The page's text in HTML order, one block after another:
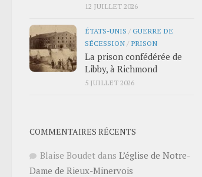
12 JUILLET 2026
ÉTATS-UNIS /GUERRE DE
SÉCESSION / PRISON
La prison confédérée de
Libby, à Richmond
5 JUILLET 2026
COMMENTAIRES RÉCENTS
Blaise Boudet dans L’église de Notre-
Dame de Rieux-Minervois